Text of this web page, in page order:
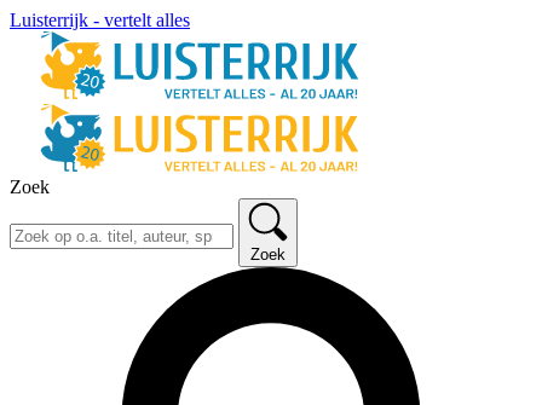
Luisterrijk - vertelt alles
Zoek
Zoek